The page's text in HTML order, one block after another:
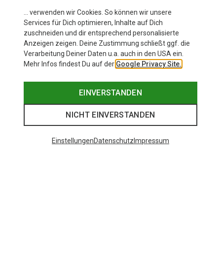
… verwenden wir Cookies. So können wir unsere
Services für Dich optimieren, Inhalte auf Dich
zuschneiden und dir entsprechend personalisierte
Anzeigen zeigen. Deine Zustimmung schließt ggf. die
Verarbeitung Deiner Daten u.a. auch in den USA ein.
Mehr Infos findest Du auf der Google Privacy Site.
EINVERSTANDEN
NICHT EINVERSTANDEN
EinstellungenDatenschutz Impressum